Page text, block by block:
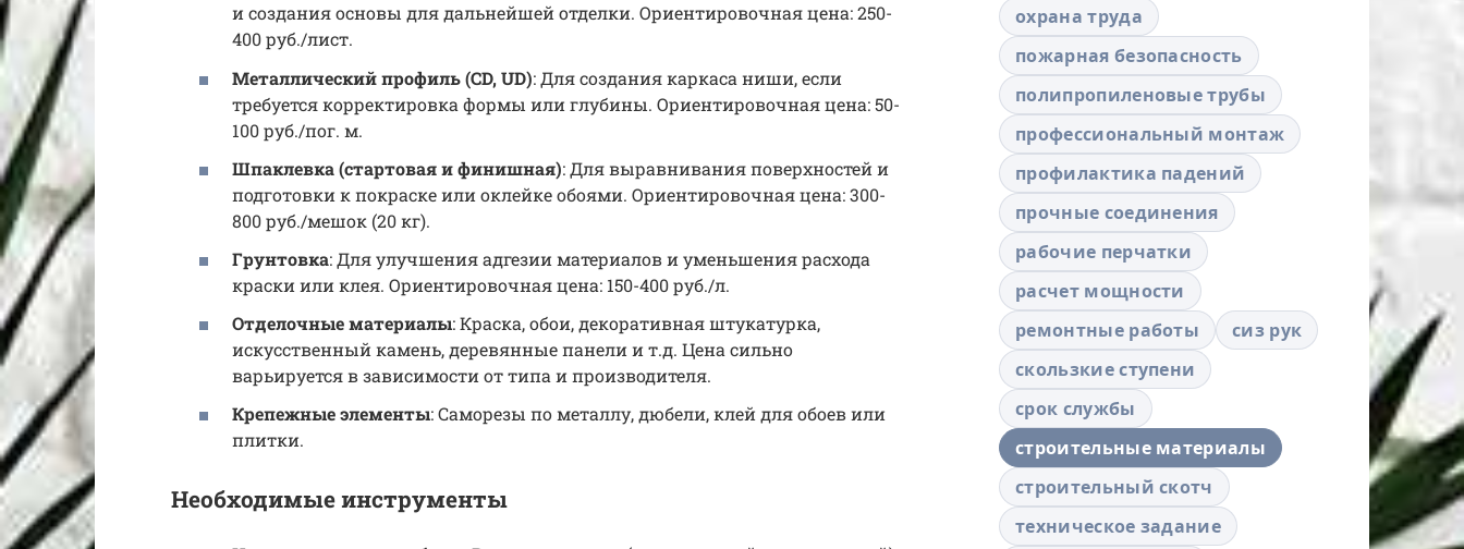
и создания основы для дальнейшей отделки. Ориентировочная цена: 250-
400 руб./лист.
Металлический профиль (CD, UD): Для создания каркаса ниши, если
требуется корректировка формы или глубины. Ориентировочная цена: 50-
100 руб./пог. м.
Шпаклевка (стартовая и финишная): Для выравнивания поверхностей и
подготовки к покраске или оклейке обоями. Ориентировочная цена: 300-
800 руб./мешок (20 кг).
Грунтовка: Для улучшения адгезии материалов и уменьшения расхода
краски или клея. Ориентировочная цена: 150-400 руб./л.
Отделочные материалы: Краска, обои, декоративная штукатурка,
искусственный камень, деревянные панели и т.д. Цена сильно
варьируется в зависимости от типа и производителя.
Крепежные элементы: Саморезы по металлу, дюбели, клей для обоев или
плитки.
Необходимые инструменты
охрана труда
пожарная безопасность
полипропиленовые трубы
профессиональный монтаж
профилактика падений
прочные соединения
рабочие перчатки
расчет мощности
ремонтные работы
сиз рук
скользкие ступени
срок службы
строительные материалы
строительный скотч
техническое задание